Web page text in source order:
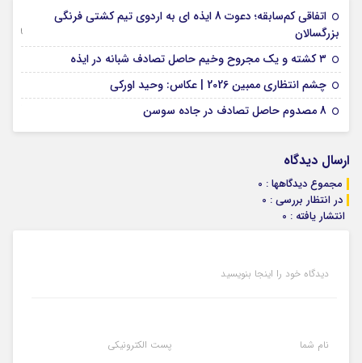
اتفاقی کم‌سابقه؛ دعوت 8 ایذه ای به اردوی تیم کشتی فرنگی
بزرگسالان
09 جولای 2026
۳ کشته و یک مجروح وخیم حاصل تصادف شبانه در ایذه
چشم انتظاری ممبین 2026 | عکاس: وحید اورکی
8 مصدوم حاصل تصادف در جاده سوسن
ارسال دیدگاه
مجموع دیدگاهها : 0
در انتظار بررسی : 0
انتشار یافته : 0
دیدگاه خود را اینجا بنویسید
نام شما پست الکترونیکی